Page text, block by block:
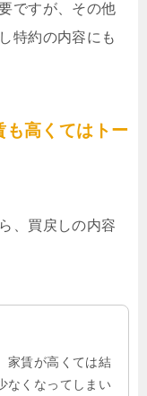
ですが、その他
特約の内容にも
も高くてはトー
、買戻しの内容
家賃が高くては結
なくなってしまい